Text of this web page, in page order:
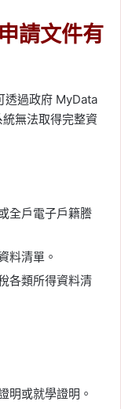
請文件有
透過政府 MyData
無法取得完整資
全戶電子戶籍謄
料清單。
各類所得資料清
明或就學證明。